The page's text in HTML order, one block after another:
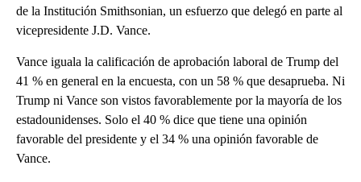
de la Institución Smithsonian, un esfuerzo que delegó en parte al
vicepresidente J.D. Vance.
Vance iguala la calificación de aprobación laboral de Trump del
41 % en general en la encuesta, con un 58 % que desaprueba. Ni
Trump ni Vance son vistos favorablemente por la mayoría de los
estadounidenses. Solo el 40 % dice que tiene una opinión
favorable del presidente y el 34 % una opinión favorable de
Vance.